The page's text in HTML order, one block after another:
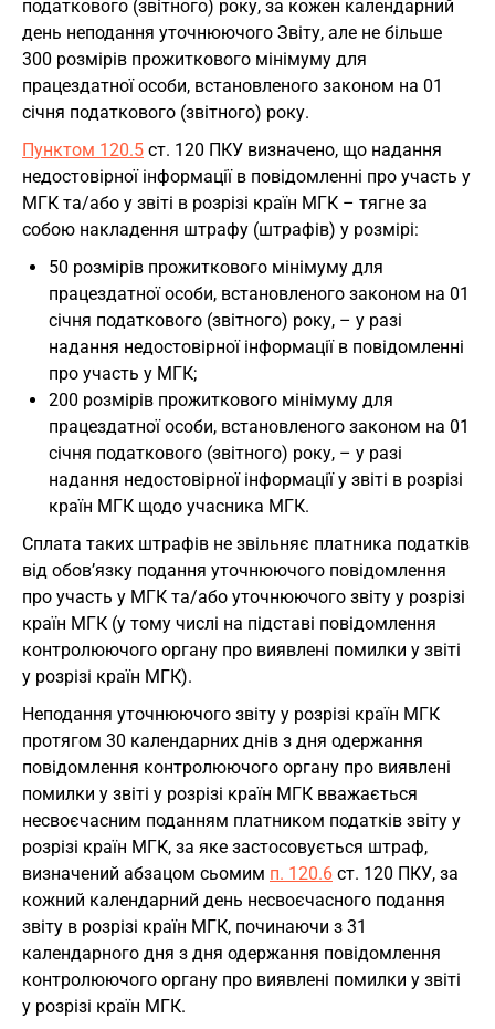
податкового (звітного) року, за кожен календарний
день неподання уточнюючого Звіту, але не більше
300 розмірів прожиткового мінімуму для
працездатної особи, встановленого законом на 01
січня податкового (звітного) року.
Пунктом 120.5 ст. 120 ПКУ визначено, що надання
недостовірної інформації в повідомленні про участь у
МГК та/або у звіті в розрізі країн МГК – тягне за
собою накладення штрафу (штрафів) у розмірі:
50 розмірів прожиткового мінімуму для
працездатної особи, встановленого законом на 01
січня податкового (звітного) року, – у разі
надання недостовірної інформації в повідомленні
про участь у МГК;
200 розмірів прожиткового мінімуму для
працездатної особи, встановленого законом на 01
січня податкового (звітного) року, – у разі
надання недостовірної інформації у звіті в розрізі
країн МГК щодо учасника МГК.
Сплата таких штрафів не звільняє платника податків
від обов’язку подання уточнюючого повідомлення
про участь у МГК та/або уточнюючого звіту у розрізі
країн МГК (у тому числі на підставі повідомлення
контролюючого органу про виявлені помилки у звіті
у розрізі країн МГК).
Неподання уточнюючого звіту у розрізі країн МГК
протягом 30 календарних днів з дня одержання
повідомлення контролюючого органу про виявлені
помилки у звіті у розрізі країн МГК вважається
несвоєчасним поданням платником податків звіту у
розрізі країн МГК, за яке застосовується штраф,
визначений абзацом сьомим п. 120.6 ст. 120 ПКУ, за
кожний календарний день несвоєчасного подання
звіту в розрізі країн МГК, починаючи з 31
календарного дня з дня одержання повідомлення
контролюючого органу про виявлені помилки у звіті
у розрізі країн МГК.